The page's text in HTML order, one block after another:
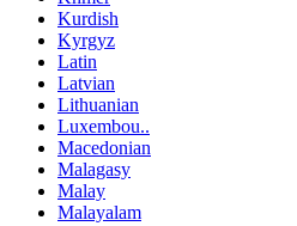
Kurdish
Kyrgyz
Latin
Latvian
Lithuanian
Luxembou..
Macedonian
Malagasy
Malay
Malayalam